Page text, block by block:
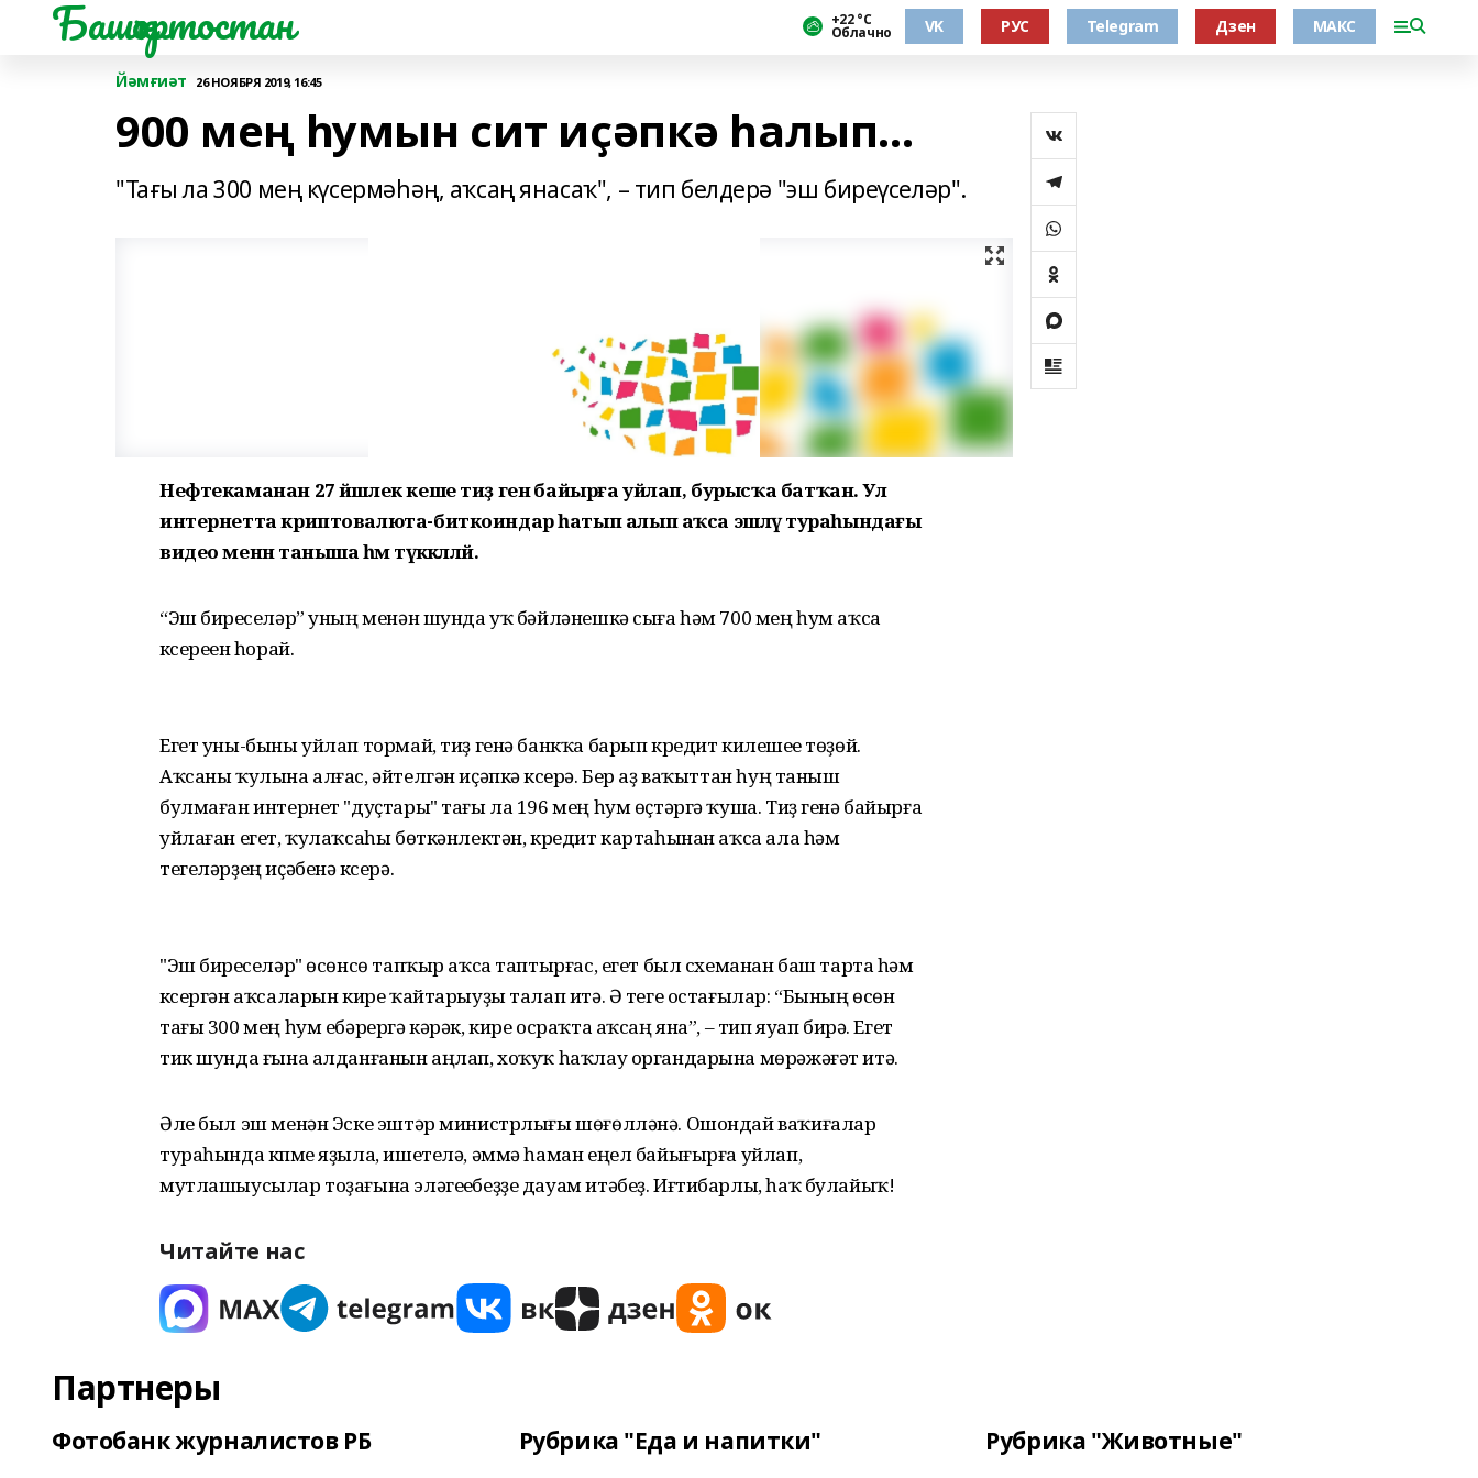
Башҡортостан +22 °С
Облачно VK РУС Telegram Дзен МАКС
Йәмғиәт 26 НОЯБРЯ 2019, 16:45
900 мең һумын сит иҫәпкә һалып...
"Тағы ла 300 мең күсермәһәң, аҡсаң янасаҡ", – тип белдерә "эш биреүселәр".
Нефтекаманан 27 йәшлек кеше тиҙ генә байырға уйлап, бурысҡа батҡан. Ул
интернетта криптовалюта-биткоиндар һатып алып аҡса эшләү тураһындағы
видео менән таныша һәм тәүәккәлләй.
“Эш биреүселәр” уның менән шунда уҡ бәйләнешкә сыға һәм 700 мең һум аҡса
күсереүен һорай.
Егет уны-быны уйлап тормай, тиҙ генә банкҡа барып кредит килешеүе төҙөй.
Аҡсаны ҡулына алғас, әйтелгән иҫәпкә күсерә. Бер аҙ ваҡыттан һуң таныш
булмаған интернет "дуҫтары" тағы ла 196 мең һум өҫтәргә ҡуша. Тиҙ генә байырға
уйлаған егет, ҡулаҡсаһы бөткәнлектән, кредит картаһынан аҡса ала һәм
тегеләрҙең иҫәбенә күсерә.
"Эш биреүселәр" өсөнсө тапҡыр аҡса таптырғас, егет был схеманан баш тарта һәм
күсергән аҡсаларын кире ҡайтарыуҙы талап итә. Ә теге остағылар: “Бының өсөн
тағы 300 мең һум ебәрергә кәрәк, кире осраҡта аҡсаң яна”, – тип яуап бирә. Егет
тик шунда ғына алданғанын аңлап, хоҡуҡ һаҡлау органдарына мөрәжәғәт итә.
Әле был эш менән Эске эштәр министрлығы шөғөлләнә. Ошондай ваҡиғалар
тураһында күпме яҙыла, ишетелә, әммә һаман еңел байығырға уйлап,
мутлашыусылар тоҙағына эләгеүебеҙҙе дауам итәбеҙ. Иғтибарлы, һаҡ булайыҡ!
Читайте нас
Партнеры
Фотобанк журналистов РБ Рубрика "Еда и напитки" Рубрика "Животные"